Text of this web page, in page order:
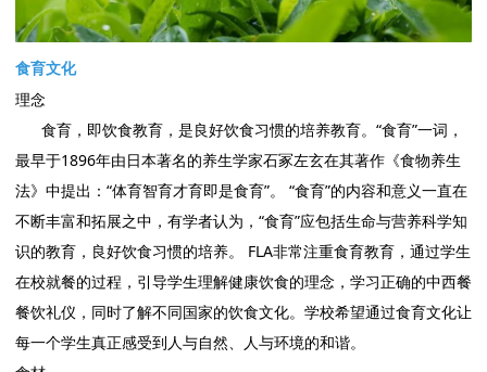
食育文化
理念
食育，即饮食教育，是良好饮食习惯的培养教育。“食育”一词，
最早于1896年由日本著名的养生学家石冢左玄在其著作《食物养生
法》中提出：“体育智育才育即是食育”。 “食育”的内容和意义一直在
不断丰富和拓展之中，有学者认为，“食育”应包括生命与营养科学知
识的教育，良好饮食习惯的培养。 FLA非常注重食育教育，通过学生
在校就餐的过程，引导学生理解健康饮食的理念，学习正确的中西餐
餐饮礼仪，同时了解不同国家的饮食文化。学校希望通过食育文化让
每一个学生真正感受到人与自然、人与环境的和谐。